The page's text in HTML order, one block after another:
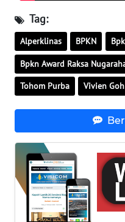
Tag:
Alperklinas BPKN
Bpkn Award Raksa
Tohom Purba Vivien Goh
JOGJA
WN
JATIM
WN
KALBAR
WN
KALTENG